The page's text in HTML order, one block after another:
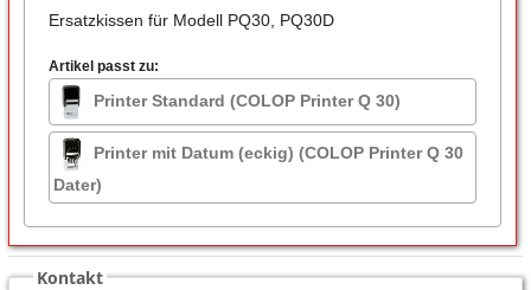
Ersatzkissen für Modell PQ30, PQ30D
Artikel passt zu:
Printer Standard (COLOP Printer Q 30)
Printer mit Datum (eckig) (COLOP Printer Q 30
Dater)
Kontakt